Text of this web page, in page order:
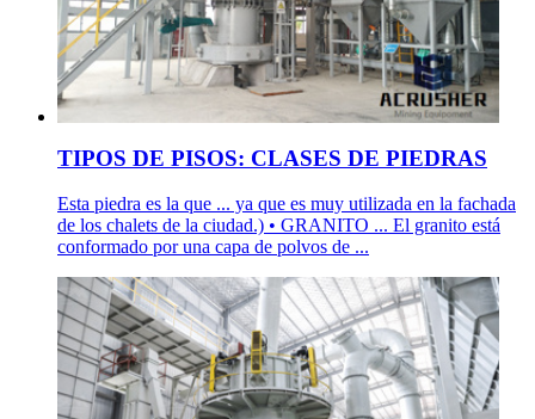
TIPOS DE PISOS: CLASES DE PIEDRAS
Esta piedra es la que ... ya que es muy utilizada en la fachada
de los chalets de la ciudad.) • GRANITO ... El granito está
conformado por una capa de polvos de ...